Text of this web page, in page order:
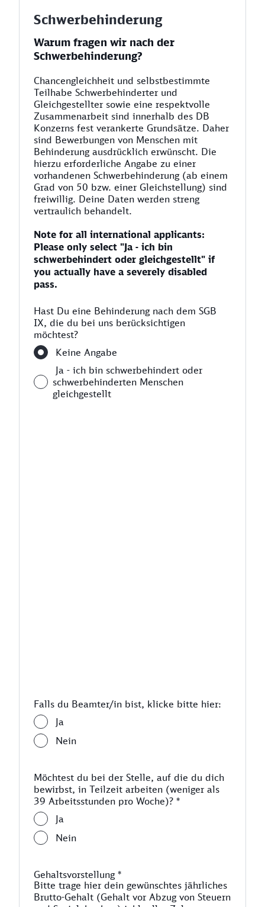
Schwerbehinderung
Warum fragen wir nach der
Schwerbehinderung?
Chancengleichheit und selbstbestimmte
Teilhabe Schwerbehinderter und
Gleichgestellter sowie eine respektvolle
Zusammenarbeit sind innerhalb des DB
Konzerns fest verankerte Grundsätze. Daher
sind Bewerbungen von Menschen mit
Behinderung ausdrücklich erwünscht. Die
hierzu erforderliche Angabe zu einer
vorhandenen Schwerbehinderung (ab einem
Grad von 50 bzw. einer Gleichstellung) sind
freiwillig. Deine Daten werden streng
vertraulich behandelt.
Note for all international applicants:
Please only select "Ja - ich bin
schwerbehindert oder gleichgestellt" if
you actually have a severely disabled
pass.
Hast Du eine Behinderung nach dem SGB
IX, die du bei uns berücksichtigen
möchtest?
Keine Angabe
Ja - ich bin schwerbehindert oder
schwerbehinderten Menschen
gleichgestellt
Falls du Beamter/in bist, klicke bitte hier:
Ja
Nein
Möchtest du bei der Stelle, auf die du dich
bewirbst, in Teilzeit arbeiten (weniger als
39 Arbeitsstunden pro Woche)? *
Ja
Nein
Gehaltsvorstellung*
Bitte trage hier dein gewünschtes jährliches
Brutto-Gehalt (Gehalt vor Abzug von Steuern